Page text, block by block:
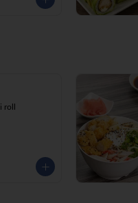
en sésamo.